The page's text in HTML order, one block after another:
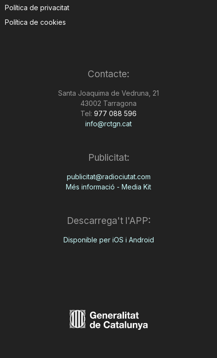
Política de privacitat
Política de cookies
Contacte:
Santa Joaquima de Vedruna, 21
43002 Tarragona
Tel: 977 088 596
info@rctgn.cat
Publicitat:
publicitat@radiociutat.com
Més informació - Media Kit
Descarrega't l'APP:
Disponible per iOS i Android